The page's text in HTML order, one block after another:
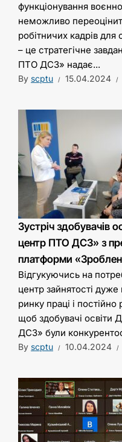
функціонування
неможливо
робітничих кадрів для
– це стратегічне
ПТО ДСЗ» надає...
By scptu 15.04.2024
Зустріч здобувачів
центр ПТО ДСЗ» з
платформи
Відгукуючись на
центр зайнятості
ринку праці і
щоб здобувачі
ДСЗ» були
By scptu 10.04.2024